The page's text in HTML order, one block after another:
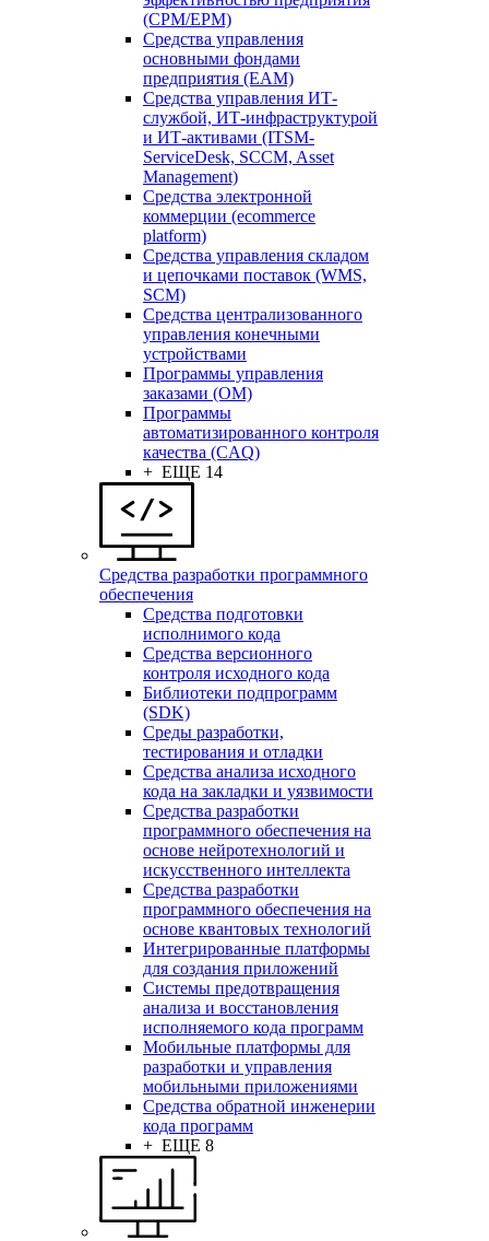
(CPM/EPM)
Средства управления
основными фондами
предприятия (EAM)
Средства управления ИТ-
службой, ИТ-инфраструктурой
и ИТ-активами (ITSM-
ServiceDesk, SCCM, Asset
Management)
Средства электронной
коммерции (ecommerce
platform)
Средства управления складом
и цепочками поставок (WMS,
SCM)
Средства централизованного
управления конечными
устройствами
Программы управления
заказами (OM)
Программы
автоматизированного контроля
качества (CAQ)
+ ЕЩЕ 14
Средства разработки программного
обеспечения
Средства подготовки
исполнимого кода
Средства версионного
контроля исходного кода
Библиотеки подпрограмм
(SDK)
Среды разработки,
тестирования и отладки
Средства анализа исходного
кода на закладки и уязвимости
Средства разработки
программного обеспечения на
основе нейротехнологий и
искусственного интеллекта
Средства разработки
программного обеспечения на
основе квантовых технологий
Интегрированные платформы
для создания приложений
Системы предотвращения
анализа и восстановления
исполняемого кода программ
Мобильные платформы для
разработки и управления
мобильными приложениями
Средства обратной инженерии
кода программ
+ ЕЩЕ 8